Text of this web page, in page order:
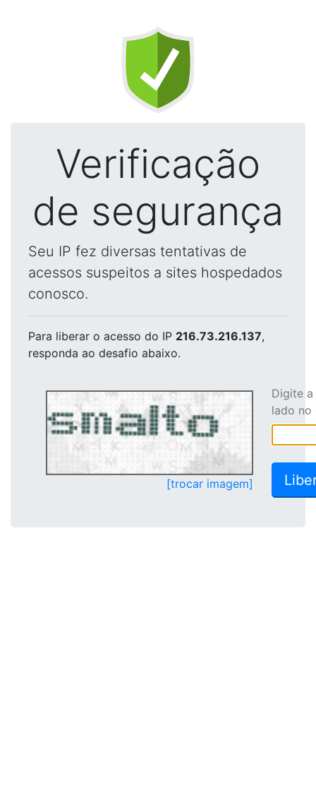
Verificação
de segurança
Seu IP fez diversas tentativas de
acessos suspeitos a sites hospedados
conosco.
Para liberar o acesso do IP 216.73.216.137,
responda ao desafio abaixo.
[trocar imagem]
Digite
lado no